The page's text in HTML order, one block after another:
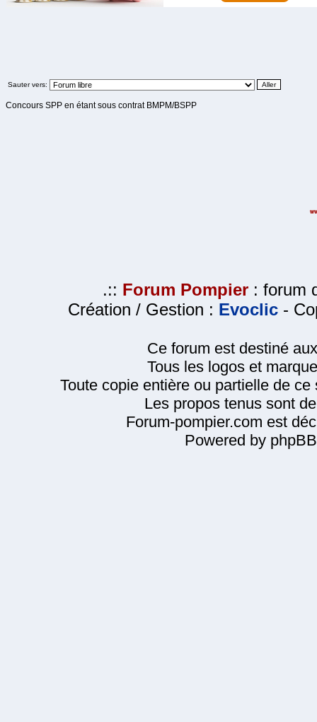
Sauter vers:
Concours SPP en étant sous contrat BMPM/BSPP
.:: Forum Pompier : forum
Création / Gestion : Evoclic -
Ce forum est destiné
Tous les logos et
Toute copie entière ou partielle de
Les propos tenus sont
Forum-pompier.com est
Powered by